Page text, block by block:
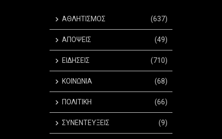
ΑΘΛΗΤΙΣΜΟΣ (637)
ΑΠΟΨΕΙΣ (49)
ΕΙΔΗΣΕΙΣ (710)
ΚΟΙΝΩΝΙΑ (68)
ΠΟΛΙΤΙΚΗ (66)
ΣΥΝΕΝΤΕΥΞΕΙΣ (9)